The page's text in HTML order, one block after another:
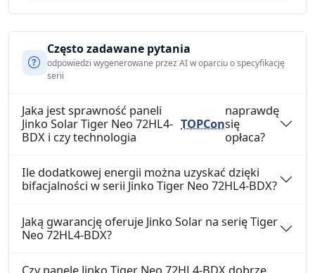
Często zadawane pytania
odpowiedzi wygenerowane przez AI w oparciu o specyfikację
serii
Jaka jest sprawność paneli
Jinko Solar Tiger Neo 72HL4-
BDX i czy technologia
TOPCon
naprawdę
się
opłaca?
Ile dodatkowej energii można uzyskać dzięki
bifacjalności w serii Jinko Tiger Neo 72HL4-BDX?
Jaką gwarancję oferuje Jinko Solar na serię Tiger
Neo 72HL4-BDX?